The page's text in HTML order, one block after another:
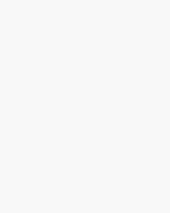
Муфта
Тройник